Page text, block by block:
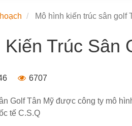
Trúc Sân
6707
Golf Tân Mỹ được công ty mô
tế C.S.Q
Mô hình kiến trúc sân golf